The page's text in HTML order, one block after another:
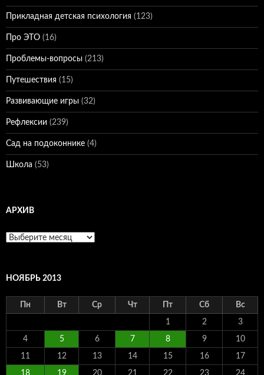
Прикладная детская психология (123)
Про ЭТО (16)
Проблемы-вопросы (213)
Путешествия (15)
Развивающие игры (32)
Рефлексии (239)
Сад на подоконнике (4)
Школа (53)
АРХИВ
Архив
НОЯБРЬ 2013
Пн Вт Ср Чт Пт Сб Вс
1 2 3
4 5 6 7 8 9 10
11 12 13 14 15 16 17
18 19 20 21 22 23 24